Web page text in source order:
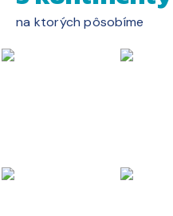
na ktorých pôsobíme